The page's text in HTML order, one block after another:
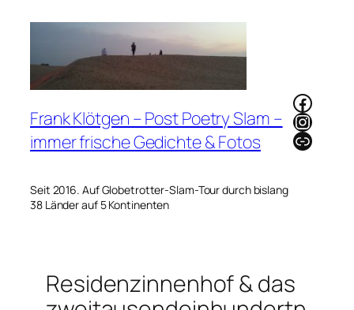
Frank Klötgen – Post Poetry Slam –
immer frische Gedichte & Fotos
Seit 2016. Auf Globetrotter-Slam-Tour durch bislang
38 Länder auf 5 Kontinenten
Link
Residenzinnenhof & das